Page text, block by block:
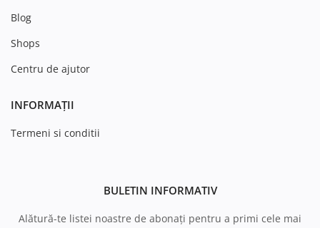
Blog
Shops
Centru de ajutor
INFORMAȚII
Termeni si conditii
BULETIN INFORMATIV
Alătură-te listei noastre de abonați pentru a primi cele mai